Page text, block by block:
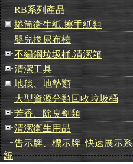
RB系列產品
捲筒衛生紙.擦手紙類
嬰兒換尿布檯
不繡鋼垃圾桶.清潔箱
清潔工具
地毯、地墊類
大型資源分類回收垃圾桶
芳香、除臭劑類
清潔衛生用品
告示牌、標示牌_快速展示系
統